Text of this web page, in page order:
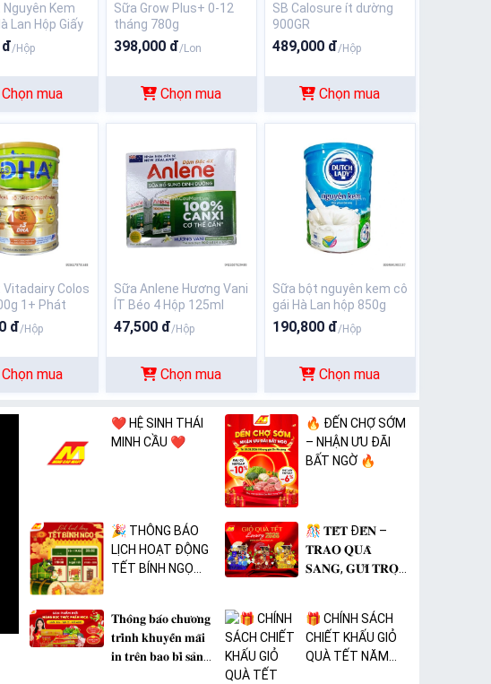
Kem
Lan Hộp Giấy
đ/Hộp
Chọn mua
Sữa Grow Plus+ 0-12
tháng 780g
398,000 đ/Lon
Chọn mua
SB Calosure ít dường
900GR
489,000 đ/Hộp
Chọn mua
Vitadairy Colos
1+ Phát
- Tăng
Kháng
đ/Hộp
Chọn mua
Sữa Anlene Hương Vani
ÍT Béo 4 Hộp 125ml
47,500 đ/Hộp
Chọn mua
Sữa bột nguyên kem cô
gái Hà Lan hộp 850g
190,800 đ/Hộp
Chọn mua
❤️ HỆ SINH THÁI
MINH CẦU ❤️
🔥 ĐẾN CHỢ SỚM
– NHẬN ƯU ĐÃI
BẤT NGỜ 🔥
🎉 THÔNG BÁO
LỊCH HOẠT ĐỘNG
TẾT BÍNH NGỌ
🎊 𝐓𝐄̂́𝐓 Đ𝐄̂́𝐍 –
𝐓𝐑𝐀𝐎 𝐐𝐔𝐀̀
𝐒𝐀𝐍𝐆, 𝐆𝐔̛̉𝐈 𝐓𝐑𝐎̣𝐍
𝐓𝐡𝐨̂𝐧𝐠 𝐛𝐚́𝐨 𝐜𝐡𝐮̛𝐨̛𝐧𝐠
𝐭𝐫𝐢̀𝐧𝐡 𝐤𝐡𝐮𝐲𝐞̂́𝐧 𝐦𝐚̃𝐢
𝐢𝐧 𝐭𝐫𝐞̂𝐧 𝐛𝐚𝐨 𝐛𝐢̀ 𝐬𝐚̉𝐧
🎁 CHÍNH SÁCH
CHIẾT KHẤU GIỎ
QUÀ TẾT NĂM